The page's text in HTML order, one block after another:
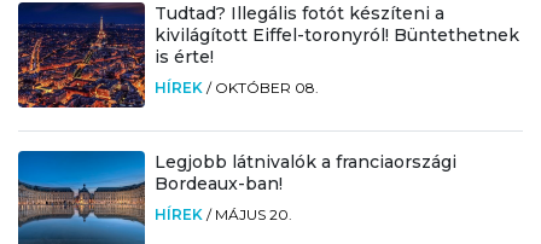
Tudtad? Illegális fotót készíteni a
kivilágított Eiffel-toronyról! Büntethetnek
is érte!
HÍREK / OKTÓBER 08.
Legjobb látnivalók a franciaországi
Bordeaux-ban!
HÍREK / MÁJUS 20.